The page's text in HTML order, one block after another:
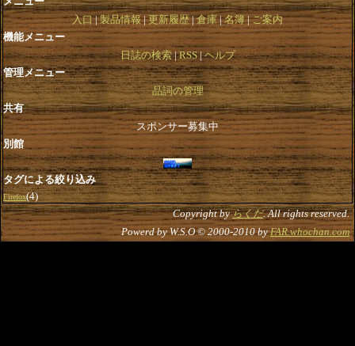
入口 製品情報 更新履歴 倉庫 名簿 ご案内
機能メニュー
日誌の検索 RSS ヘルプ
管理メニュー
品詞の管理
共有
スポンサー募集中
別館
タグによる絞り込み
Firefox(4)
Copyright byらくだ. All rights reserved.
Powerd by W.S.O © 2000-2010 byFAR.whochan.com